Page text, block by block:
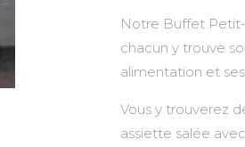
Notre Buffet
chacun y trouve
alimentation et
Vous y trouverez
assiette salée